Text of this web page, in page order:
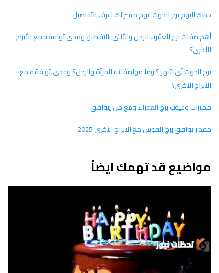
حظك اليوم برج الحوت: يوم مميز لك اعرف التفاصيل
أهم صفات برج العقرب للرجل والأنثى بالتفصيل ومدى توافقه مع الأبراج
الأخرى؟
برج الحوت أي شهر ؟ وما مواصفاته للمرأة والرجل؟ ومدى توافقه مع
الأبراج الأخرى؟
مميزات وعيوب برج العذراء ومع من يتوافق
مقدار توافق برج القوس مع الابراج الأخرى 2025
مواضيع قد تهمك ايضاً